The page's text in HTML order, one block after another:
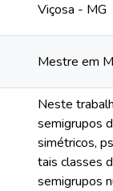
Viçosa - MG
Mestre em
Neste
semigrupos
simétricos,
tais classes
semigrupos